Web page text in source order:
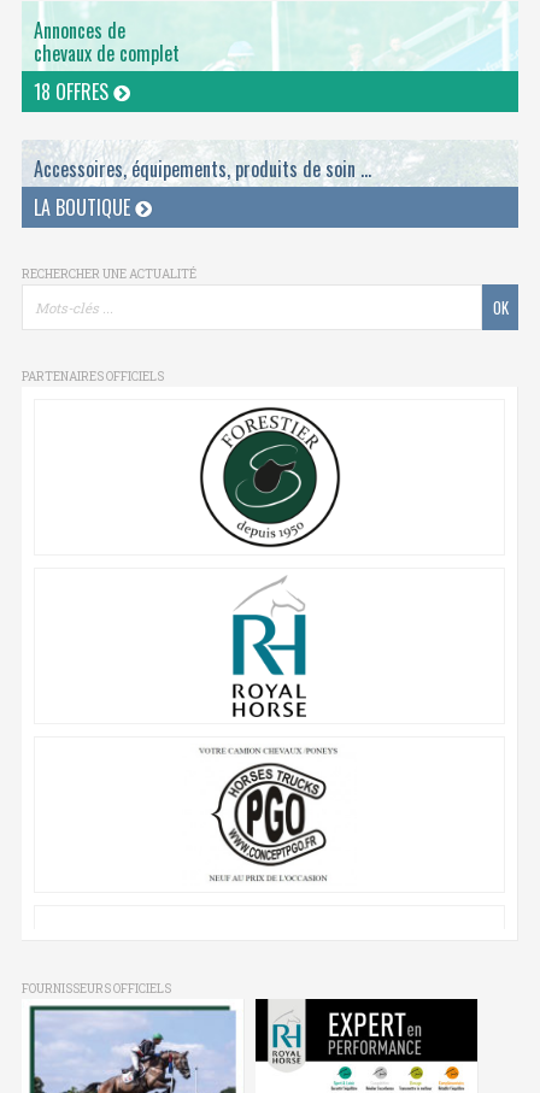
Annonces de
chevaux de complet
18 OFFRES
Accessoires, équipements, produits de soin ...
LA BOUTIQUE
RECHERCHER UNE ACTUALITÉ
PARTENAIRES OFFICIELS
FOURNISSEURS OFFICIELS